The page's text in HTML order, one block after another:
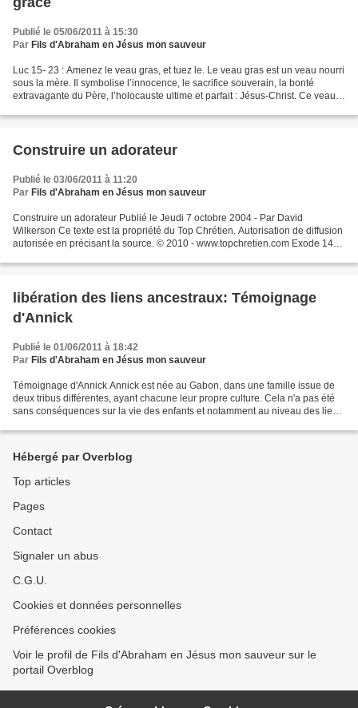
Publié le 05/06/2011 à 15:30
Par Fils d'Abraham en Jésus mon sauveur
Luc 15- 23 : Amenez le veau gras, et tuez le. Le veau gras est un veau nourri
sous la mère. Il symbolise l’innocence, le sacrifice souverain, la bonté
extravagante du Père, l’holocauste ultime et parfait : Jésus-Christ. Ce veau
Construire un adorateur
Publié le 03/06/2011 à 11:20
Par Fils d'Abraham en Jésus mon sauveur
Construire un adorateur Publié le Jeudi 7 octobre 2004 - Par David
Wilkerson Ce texte est la propriété du Top Chrétien. Autorisation de diffusion
autorisée en précisant la source. © 2010 - www.topchretien.com Exode 14
libération des liens ancestraux: Témoignage
d'Annick
Publié le 01/06/2011 à 18:42
Par Fils d'Abraham en Jésus mon sauveur
Témoignage d'Annick Annick est née au Gabon, dans une famille issue de
deux tribus différentes, ayant chacune leur propre culture. Cela n'a pas été
sans conséquences sur la vie des enfants et notamment au niveau des liens
Hébergé par Overblog
Top articles
Pages
Contact
Signaler un abus
C.G.U.
Cookies et données personnelles
Préférences cookies
Voir le profil de Fils d'Abraham en Jésus mon sauveur sur le
portail Overblog